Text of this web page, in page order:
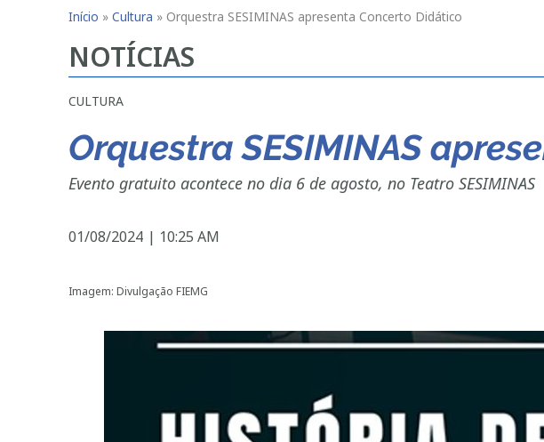
Início »Cultura » Orquestra SESIMINAS apresenta Concerto Didático
NOTÍCIAS
CULTURA
Orquestra SESIMINAS
Evento gratuito acontece no dia 6 de agosto, no Teatro SESIMINAS
01/08/2024 | 10:25 AM
Imagem: Divulgação FIEMG